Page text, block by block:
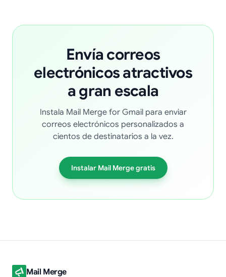
Envía correos
electrónicos atractivos
a gran escala
Instala Mail Merge for Gmail para enviar
correos electrónicos personalizados a
cientos de destinatarios a la vez.
Instalar Mail Merge gratis
Mail Merge